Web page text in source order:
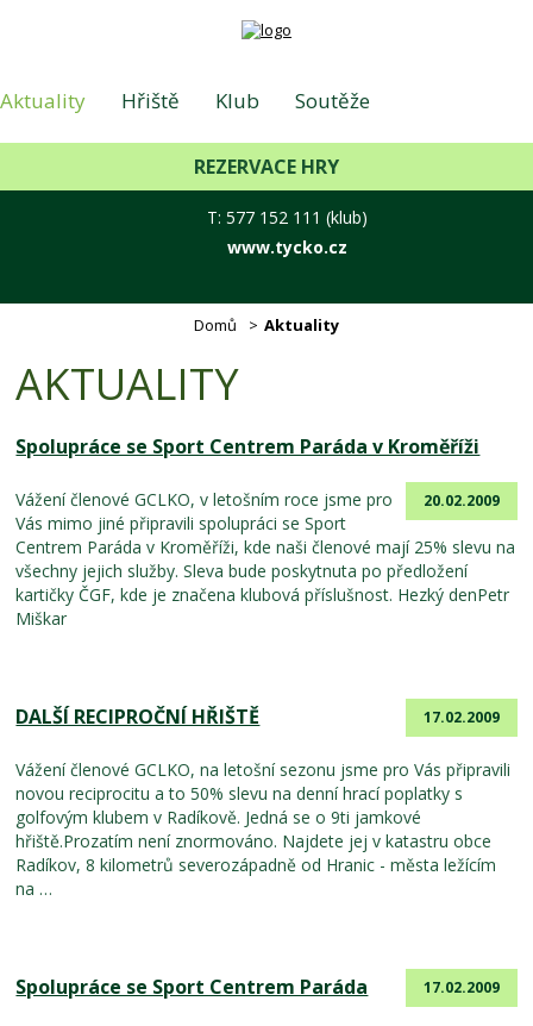
Aktuality Hřiště Klub Soutěže
Foto Hotel - Lázně Kontakt
REZERVACE HRY
T: 577 152 111 (klub)
www.tycko.cz
Domů Aktuality
AKTUALITY
Spolupráce se Sport Centrem Paráda v Kroměříži
20.02.2009
Vážení členové GCLKO, v letošním roce jsme pro
Vás mimo jiné připravili spolupráci se Sport
Centrem Paráda v Kroměříži, kde naši členové mají 25% slevu na
všechny jejich služby. Sleva bude poskytnuta po předložení
kartičky ČGF, kde je značena klubová příslušnost. Hezký denPetr
Miškar
DALŠÍ RECIPROČNÍ HŘIŠTĚ 17.02.2009
Vážení členové GCLKO, na letošní sezonu jsme pro Vás připravili
novou reciprocitu a to 50% slevu na denní hrací poplatky s
golfovým klubem v Radíkově. Jedná se o 9ti jamkové
hřiště.Prozatím není znormováno. Najdete jej v katastru obce
Radíkov, 8 kilometrů severozápadně od Hranic - města ležícím
na …
Spolupráce se Sport Centrem Paráda 17.02.2009